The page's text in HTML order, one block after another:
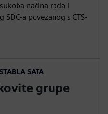
načina rada i
a povezanog s CTS-
SATA
grupe